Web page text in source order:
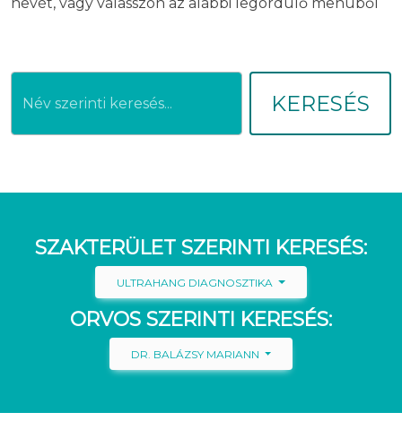
KERESÉS
SZAKTERÜLET SZERINTI KERESÉS:
ULTRAHANG DIAGNOSZTIKA
ORVOS SZERINTI KERESÉS:
DR. BALÁZSY MARIANN